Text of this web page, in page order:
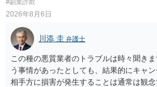
#副業詐欺
2026年8月6日
川添 圭 弁護士
この種の悪質業者のトラブルは時々聞き
う事情があったとしても、結果的にキャン
相手方に損害が発生することは通常は観